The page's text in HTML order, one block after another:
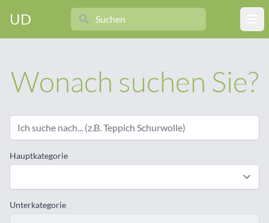
UD
Search
Wonach suchen Sie?
Hauptkategorie
Unterkategorie